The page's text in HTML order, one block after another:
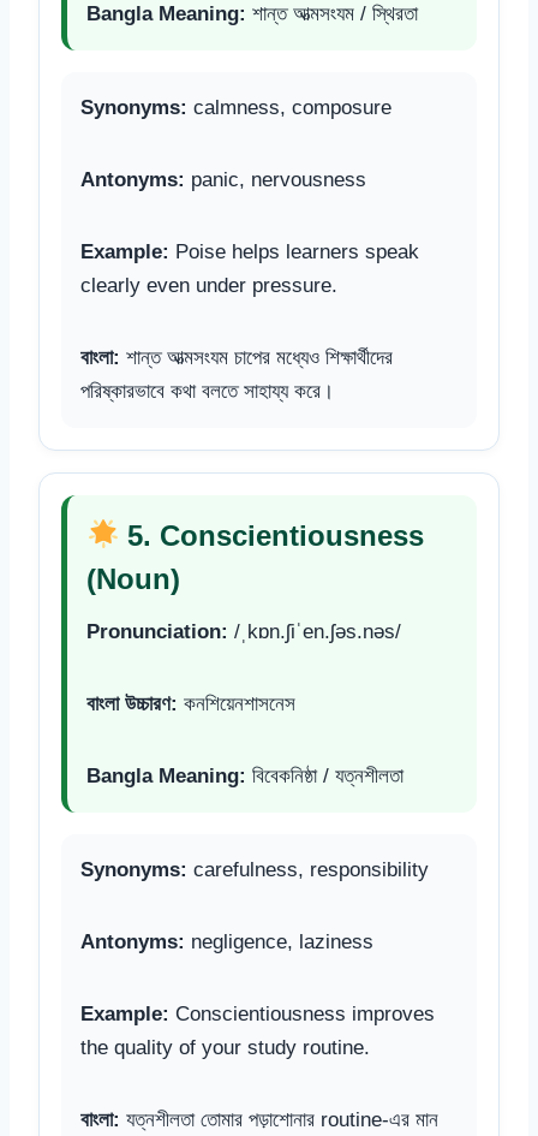
Bangla Meaning: শান্ত আত্মসংযম / স্থিরতা
Synonyms: calmness, composure
Antonyms: panic, nervousness
Example: Poise helps learners speak
clearly even under pressure.
বাংলা: শান্ত আত্মসংযম চাপের মধ্যেও শিক্ষার্থীদের
পরিষ্কারভাবে কথা বলতে সাহায্য করে।
5. Conscientiousness
(Noun)
Pronunciation: /ˌkɒn.ʃiˈen.ʃəs.nəs/
বাংলা উচ্চারণ: কনশিয়েনশাসনেস
Bangla Meaning: বিবেকনিষ্ঠা / যত্নশীলতা
Synonyms: carefulness, responsibility
Antonyms: negligence, laziness
Example: Conscientiousness improves
the quality of your study routine.
বাংলা: যত্নশীলতা তোমার পড়াশোনার routine-এর মান